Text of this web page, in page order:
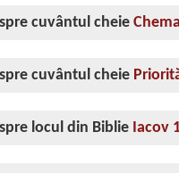
cuvântul cheie
cuvântul cheie
locul din Biblie Iacov